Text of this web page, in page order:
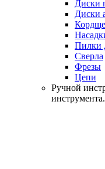
Диски
Диски
Пилки
Сверла
Фрезы
Цепи
Ручной